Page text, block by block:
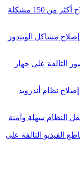
إصلاح أكثر من 150 مشكلة
إصلاح مشاكل الويندوز
التالفة على جهاز
إصلاح نظام أندرويد
نقل النظام سهلة وآمنة
الفيديو التالفة على